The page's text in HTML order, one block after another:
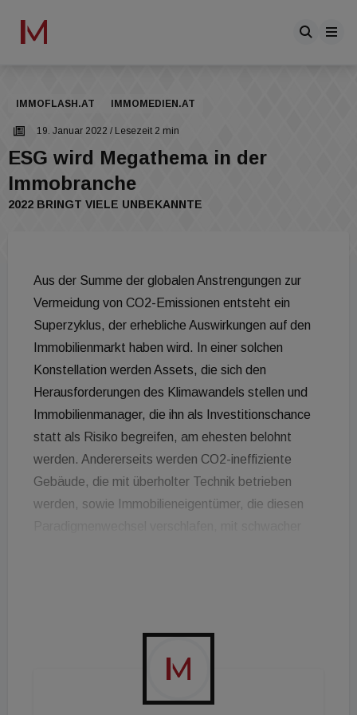
IMMOFLASH.AT IMMOMEDIEN.AT
19. Januar 2022 / Lesezeit 2 min
ESG wird Megathema in der
Immobranche
2022 BRINGT VIELE UNBEKANNTE
Aus der Summe der globalen Anstrengungen zur
Vermeidung von CO2-Emissionen entsteht ein
Superzyklus, der erhebliche Auswirkungen auf den
Immobilienmarkt haben wird. In einer solchen
Konstellation werden Assets, die sich den
Herausforderungen des Klimawandels stellen und
Immobilienmanager, die ihn als Investitionschance
statt als Risiko begreifen, am ehesten belohnt
werden. Andererseits werden CO2-ineffiziente
Gebäude, die mit überholter Technik betrieben
werden, sowie Immobilieneigentümer, die diesen
Longer"- Renditeumfeld gewöhnt hatten, zeichnet
sich eine ungewissere Zukunft ab. Auch wenn der
geldpolitische Wasserhahn nicht über Nacht
zugedreht wird, ist angesichts des nach wie vor